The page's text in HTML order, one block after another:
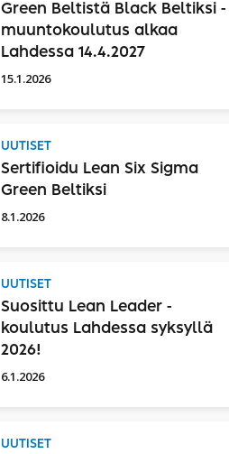
Green Beltistä Black Beltiksi -
muuntokoulutus alkaa
Lahdessa 14.4.2027
15.1.2026
UUTISET
Sertifioidu Lean Six Sigma
Green Beltiksi
8.1.2026
UUTISET
Suosittu Lean Leader -
koulutus Lahdessa syksyllä
2026!
6.1.2026
UUTISET